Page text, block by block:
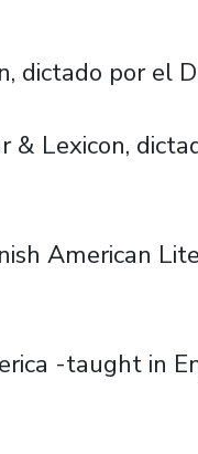
dictado por el
Lexicon,
American
-taught in